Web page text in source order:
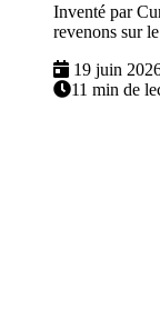
Inventé par
revenons sur
19 juin
11 min de